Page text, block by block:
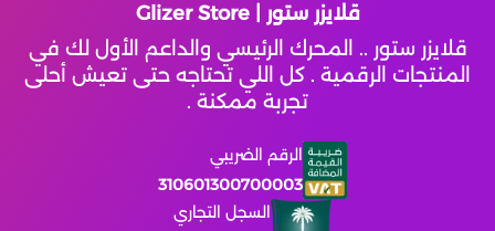
Left To Survive
King Of Avalon
قلايزر ستور | Glizer Store
قلايزر ستور .. المحرك الرئيسي والداعم الأول لك في
المنتجات الرقمية . كل اللي تحتاجه حتى تعيش أحلى
تجربة ممكنة .
الرقم الضريبي
310601300700003
السجل التجاري